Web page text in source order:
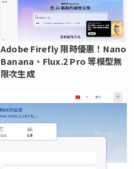
Adobe Firefly 限時優惠！Nano
Banana、Flux.2 Pro 等模型無
限次生成